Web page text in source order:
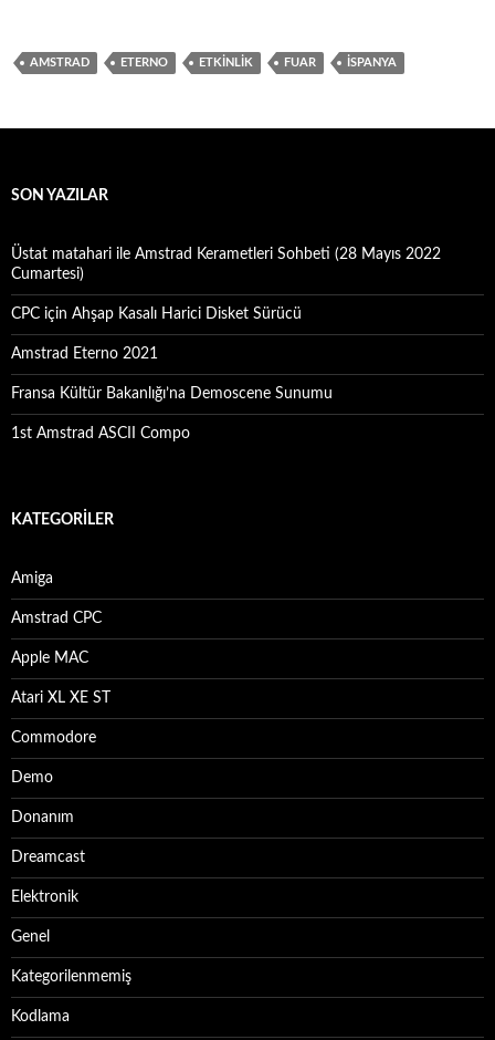
b
o
to
o
ail ar
AMSTRAD ETERNO ETKINLIK FUAR ISPANYA
SON YAZILAR
Üstat matahari ile Amstrad Kerametleri Sohbeti (28 Mayıs 2022
Cumartesi)
CPC için Ahşap Kasalı Harici Disket Sürücü
Amstrad Eterno 2021
Fransa Kültür Bakanlığı’na Demoscene Sunumu
1st Amstrad ASCII Compo
KATEGORILER
Amiga
Amstrad CPC
Apple MAC
Atari XL XE ST
Commodore
Demo
Donanım
Dreamcast
Elektronik
Genel
Kategorilenmemiş
Kodlama